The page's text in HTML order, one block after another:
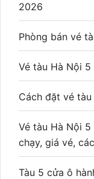
2026
Phòng bán vé
Vé tàu Hà Nội
Cách đặt vé
Vé tàu Hà Nội
chạy, giá vé,
Tàu 5 cửa ô